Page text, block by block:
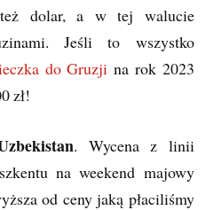
też dolar, a w tej walucie
Jeśli to wszystko
do Gruzji na rok 2023
zł!
. Wycena z linii
na weekend majowy
od ceny jaką płaciliśmy